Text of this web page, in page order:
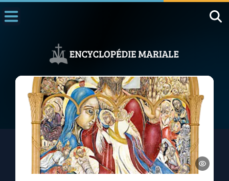
1000 Raisons de Croire
L'actualité de la semaine
La chaîne Youtube